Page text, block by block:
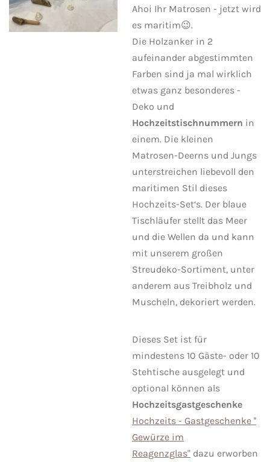
Ahoi Ihr Matrosen - jetzt wird
es maritim😉.
Die Holzanker in 2
aufeinander abgestimmten
Farben sind ja mal wirklich
etwas ganz besonderes -
Deko und
Hochzeitstischnummern in
einem. Die kleinen
Matrosen-Deerns und Jungs
unterstreichen liebevoll den
maritimen Stil dieses
Hochzeits-Set‘s. Der blaue
Tischläufer stellt das Meer
und die Wellen da und kann
mit unserem großen
Streudeko-Sortiment, unter
anderem aus Treibholz und
Muscheln, dekoriert werden.
Dieses Set ist für
mindestens 10 Gäste- oder 10
Stehtische ausgelegt und
optional können als
Hochzeitsgastgeschenke
Hochzeits - Gastgeschenke ''
Gewürze im
Reagenzglas" dazu erworben